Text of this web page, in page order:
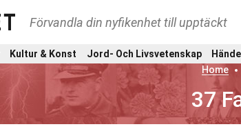
Förvandla din nyfikenhet till upptäckt
Kultur & Konst Jord- Och Livsvetenskap
Home
37